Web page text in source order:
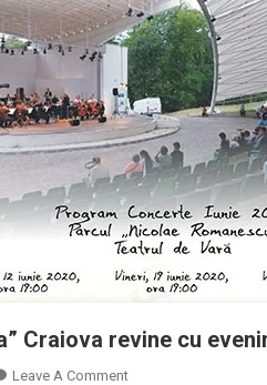
Craiova revine cu
Leave A CommentOn